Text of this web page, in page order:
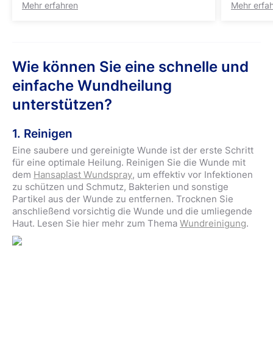
lassen die Blutgerinnung einsetzen, so
Mehr erfahren Mehr
Wie können Sie eine schnelle und
einfache Wundheilung
unterstützen?
1. Reinigen
Eine saubere und gereinigte Wunde ist der erste Schritt
für eine optimale Heilung. Reinigen Sie die Wunde mit
dem Hansaplast Wundspray, um effektiv vor Infektionen
zu schützen und Schmutz, Bakterien und sonstige
Partikel aus der Wunde zu entfernen. Trocknen Sie
anschließend vorsichtig die Wunde und die umliegende
Haut. Lesen Sie hier mehr zum Thema Wundreinigung.